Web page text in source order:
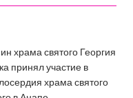
храма святого Георгия
принял участие в
храма святого